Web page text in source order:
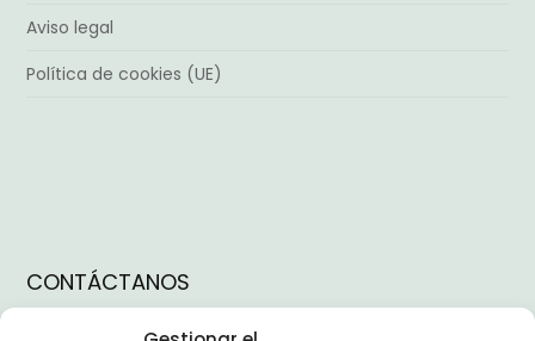
Aviso legal
Política de cookies (UE)
CONTÁCTANOS